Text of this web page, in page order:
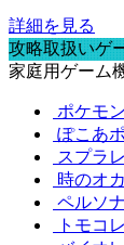
詳細を見る
攻略取扱いゲ
家庭用ゲーム
ポケモ
ぽこあ
スプラ
時のオ
ペルソ
トモコ